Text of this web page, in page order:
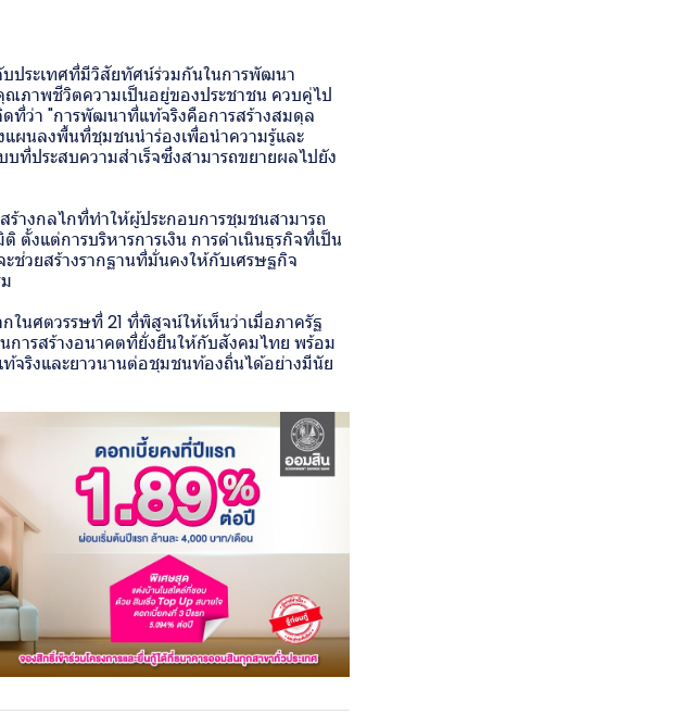
ประเทศที่มีวิสัยทัศน์ร่วมกันในการพัฒนา
ณภาพชีวิตความเป็นอยู่ของประชาชน ควบคู่ไป
ที่ว่า "การพัฒนาที่แท้จริงคือการสร้างสมดุล
แผนลงพื้นที่ชุมชนนำร่องเพื่อนำความรู้และ
ที่ประสบความสำเร็จซึ่งสามารถขยายผลไปยัง
ร้างกลไกที่ทำให้ผู้ประกอบการชุมชนสามารถ
งแต่การบริหารการเงิน การดำเนินธุรกิจที่เป็น
ช่วยสร้างรากฐานที่มั่นคงให้กับเศรษฐกิจ
นศตวรรษที่ 21 ที่พิสูจน์ให้เห็นว่าเมื่อภาครัฐ
การสร้างอนาคตที่ยั่งยืนให้กับสังคมไทย พร้อม
จริงและยาวนานต่อชุมชนท้องถิ่นได้อย่างมีนัย